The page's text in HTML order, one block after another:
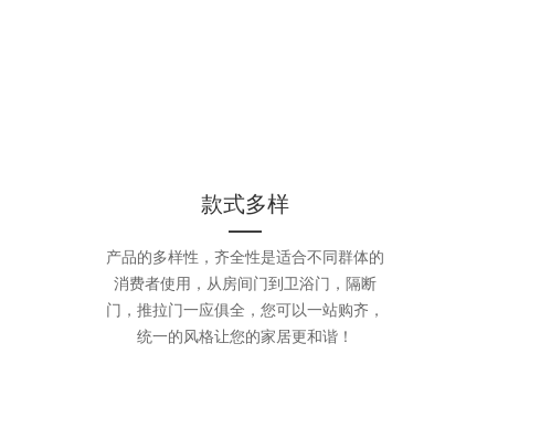
款式多样
产品的多样性，齐全性是适合不同群体的
消费者使用，从房间门到卫浴门，隔断
门，推拉门一应俱全，您可以一站购齐，
统一的风格让您的家居更和谐！